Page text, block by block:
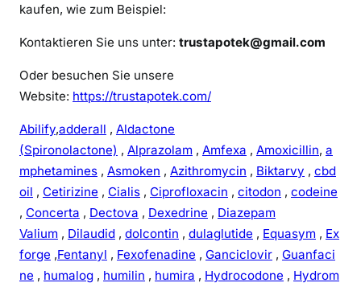
f
kaufen, wie zum Beispiel:
Kontaktieren Sie uns unter: trustapotek@gmail.com
Oder besuchen Sie unsere
Website: https://trustapotek.com/
Abilify,adderall , Aldactone
(Spironolactone) , Alprazolam , Amfexa , Amoxicillin, a
mphetamines , Asmoken , Azithromycin , Biktarvy , cbd
oil , Cetirizine , Cialis , Ciprofloxacin , citodon , codeine
, Concerta , Dectova , Dexedrine , Diazepam
Valium , Dilaudid , dolcontin , dulaglutide , Equasym , Ex
forge ,Fentanyl , Fexofenadine , Ganciclovir , Guanfaci
ne , humalog , humilin , humira , Hydrocodone , Hydrom